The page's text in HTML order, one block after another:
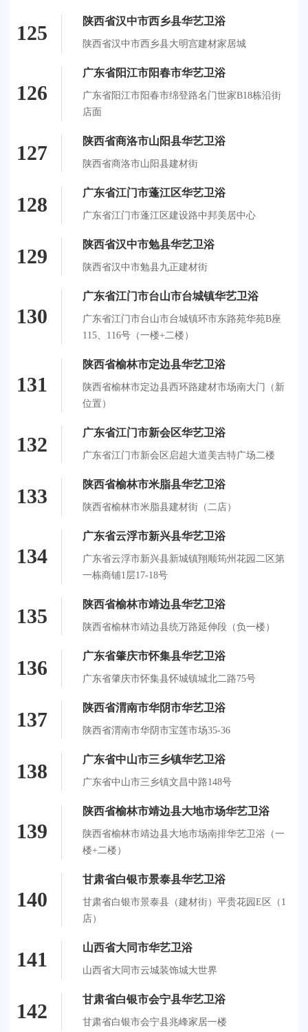
125
陕西省汉中市西乡县华艺卫浴
陕西省汉中市西乡县大明宫建材家居城
126
广东省阳江市阳春市华艺卫浴
广东省阳江市阳春市绵登路名门世家B18栋沿街
店面
127
陕西省商洛市山阳县华艺卫浴
陕西省商洛市山阳县建材街
128
广东省江门市蓬江区华艺卫浴
广东省江门市蓬江区建设路中邦美居中心
129
陕西省汉中市勉县华艺卫浴
陕西省汉中市勉县九正建材街
130
广东省江门市台山市台城镇华艺卫浴
广东省江门市台山市台城镇环市东路苑华苑B座
115、116号（一楼+二楼）
131
陕西省榆林市定边县华艺卫浴
陕西省榆林市定边县西环路建材市场南大门（新
位置）
132
广东省江门市新会区华艺卫浴
广东省江门市新会区启超大道美吉特广场二楼
133
陕西省榆林市米脂县华艺卫浴
陕西省榆林市米脂县建材街（二店）
134
广东省云浮市新兴县华艺卫浴
广东省云浮市新兴县新城镇翔顺筠州花园二区第
一栋商铺1层17-18号
135
陕西省榆林市靖边县华艺卫浴
陕西省榆林市靖边县统万路延伸段（负一楼）
136
广东省肇庆市怀集县华艺卫浴
广东省肇庆市怀集县怀城镇城北二路75号
137
陕西省渭南市华阴市华艺卫浴
陕西省渭南市华阴市宝莲市场35-36
138
广东省中山市三乡镇华艺卫浴
广东省中山市三乡镇文昌中路148号
139
陕西省榆林市靖边县大地市场华艺卫浴
陕西省榆林市靖边县大地市场南排华艺卫浴（一
楼+二楼）
140
甘肃省白银市景泰县华艺卫浴
甘肃省白银市景泰县（建材街）平贵花园E区（1
店）
141
山西省大同市华艺卫浴
山西省大同市云城装饰城大世界
142
甘肃省白银市会宁县华艺卫浴
甘肃省白银市会宁县兆峰家居一楼